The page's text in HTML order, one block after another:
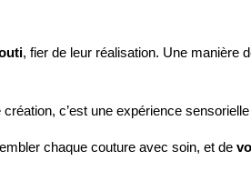
, fier de leur réalisation. Une manière
c’est une expérience
chaque couture avec soin, et de